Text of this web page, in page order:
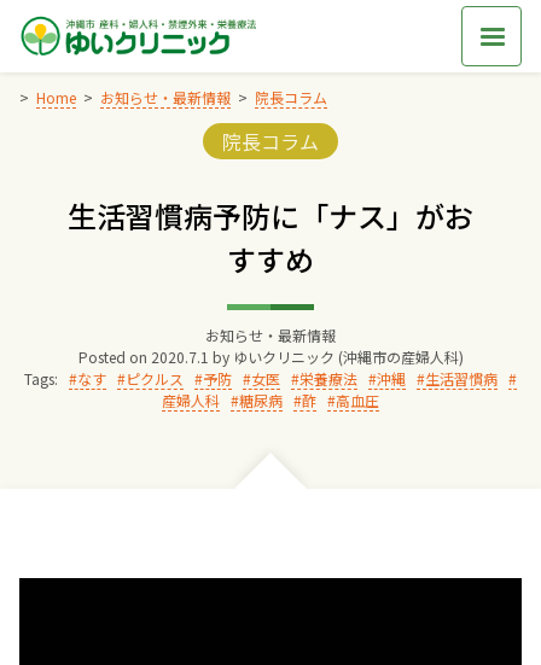
Skip
content
Home お知らせ・最新情報 院長コラム
Categories:
院長コラム
生活習慣病予防に「ナス」がお
すすめ
お知らせ・最新情報
Posted on 2020.7.1 by ゆいクリニック (沖縄市の産婦人科)
Tags:
なす ピクルス 予防 女医 栄養療法 沖縄
生活習慣病
産婦人科
糖尿病 酢 高血圧
交通アクセス
院長からのごあいさつ
ゆいクリニックの経営理念
診療料金
お産について